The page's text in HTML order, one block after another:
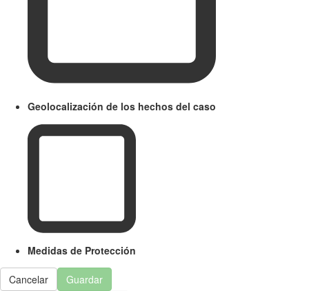
Geolocalización de los hechos del caso
Medidas de Protección
Cancelar Guardar